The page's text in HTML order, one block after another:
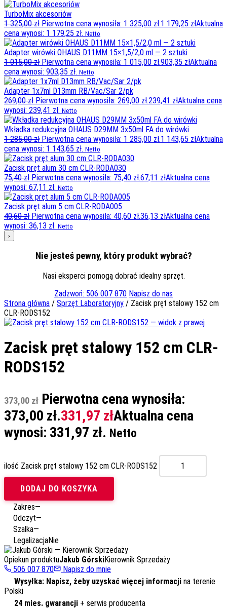
TurboMix akcesoriów
1 325,00zł Pierwotna cena wynosiła: 1 325,00 zł.1 179,25 złAktualna
cena wynosi: 1 179,25 zł. Netto
Adapter wirówki OHAUS D11MM 15×1,5/2,0 ml — 2 sztuki
1 015,00zł Pierwotna cena wynosiła: 1 015,00 zł.903,35 złAktualna
cena wynosi: 903,35 zł. Netto
Adapter 1x7ml D13mm RB/Vac/Sar 2/pk
269,00zł Pierwotna cena wynosiła: 269,00 zł.239,41 złAktualna cena
wynosi: 239,41 zł. Netto
Wkładka redukcyjna OHAUS D29MM 3x50ml FA do wirówki
1 285,00zł Pierwotna cena wynosiła: 1 285,00 zł.1 143,65 złAktualna
cena wynosi: 1 143,65 zł. Netto
Zacisk pręt alum 30 cm CLR-RODA030
75,40zł Pierwotna cena wynosiła: 75,40 zł.67,11 złAktualna cena
wynosi: 67,11 zł. Netto
Zacisk pręt alum 5 cm CLR-RODA005
40,60zł Pierwotna cena wynosiła: 40,60 zł.36,13 złAktualna cena
wynosi: 36,13 zł. Netto
›
Nie jesteś pewny, który produkt wybrać?
Nasi eksperci pomogą dobrać idealny sprzęt.
Zadzwoń: 506 007 870 Napisz do nas
Strona główna / Sprzęt Laboratoryjny / Zacisk pręt stalowy 152 cm
CLR-RODS152
Zacisk pręt stalowy 152 cm CLR-
RODS152
373,00zł Pierwotna cena wynosiła:
373,00 zł.331,97 złAktualna cena
wynosi: 331,97 zł. Netto
ilość Zacisk pręt stalowy 152 cm CLR-RODS152
DODAJ DO KOSZYKA
Zakres—
Odczyt—
Szalka—
LegalizacjaNie
Opiekun produktuJakub GórskiKierownik Sprzedaży
506 007 870
Napisz do mnie
Wysyłka: Napisz, żeby uzyskać więcej informacji na terenie
Polski
24 mies. gwarancji + serwis producenta